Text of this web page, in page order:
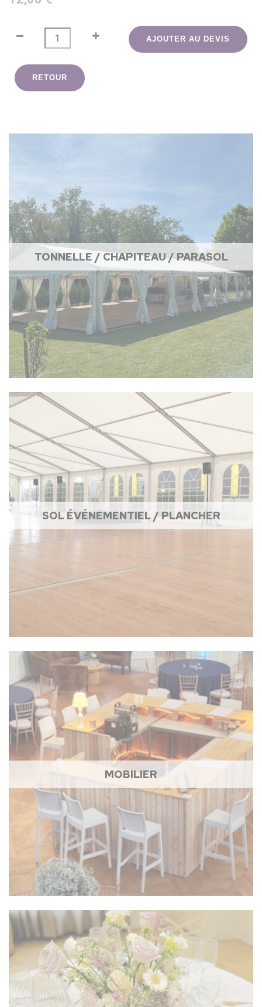
AJOUTER AU DEVIS
RETOUR
TONNELLE / CHAPITEAU / PARASOL
SOL ÉVÉNEMENTIEL / PLANCHER
MOBILIER